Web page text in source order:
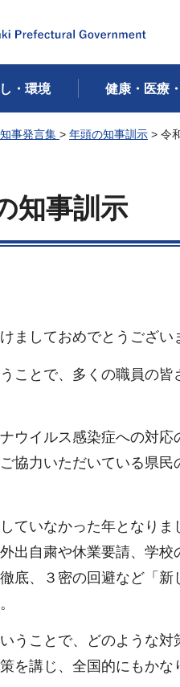
・環境 健康・医療
知事発言集 > 年頭の知事訓示 > 令
知事訓示
ましておめでとうござい
ことで、多くの職員の
ウイルス感染症への対
協力いただいている県
ていなかった年となり
出自粛や休業要請、学
底、３密の回避など「
うことで、どのような
を講じ、全国的にもか